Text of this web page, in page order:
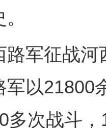
征战河
军以21800
多次战斗